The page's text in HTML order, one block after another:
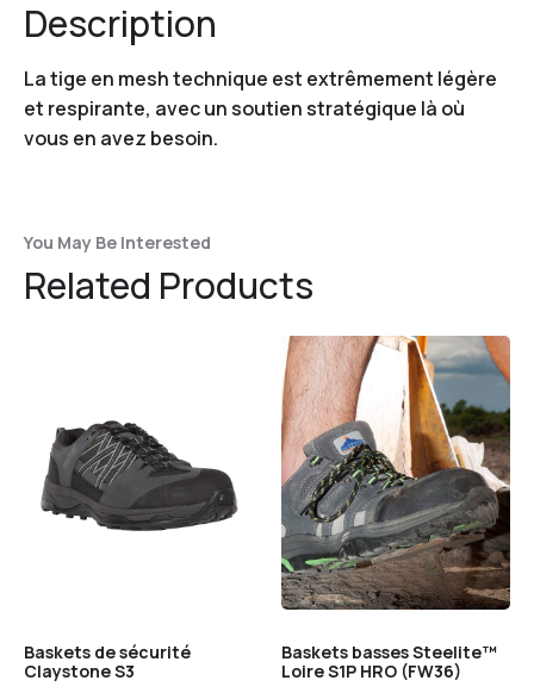
Description
La tige en mesh technique est extrêmement légère
et respirante, avec un soutien stratégique là où
vous en avez besoin.
You May Be Interested
Related Products
Baskets de sécurité
Claystone S3
Baskets basses Steelite™
Loire S1P HRO (FW36)